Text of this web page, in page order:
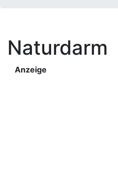
Naturdarm
Anzeige